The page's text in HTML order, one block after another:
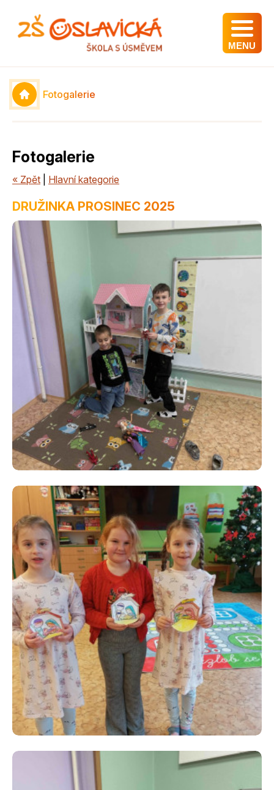
MENU
Fotogalerie
Fotogalerie
« Zpět Hlavní kategorie
DRUŽINKA PROSINEC 2025